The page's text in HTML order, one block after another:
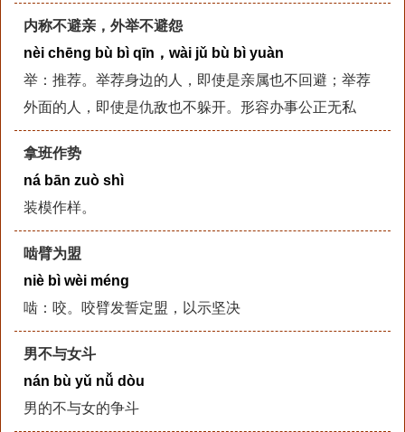
内称不避亲，外举不避怨
nèi chēng bù bì qīn，wài jǔ bù bì yuàn
举：推荐。举荐身边的人，即使是亲属也不回避；举荐
外面的人，即使是仇敌也不躲开。形容办事公正无私
拿班作势
ná bān zuò shì
装模作样。
啮臂为盟
niè bì wèi méng
啮：咬。咬臂发誓定盟，以示坚决
男不与女斗
nán bù yǔ nǚ dòu
男的不与女的争斗